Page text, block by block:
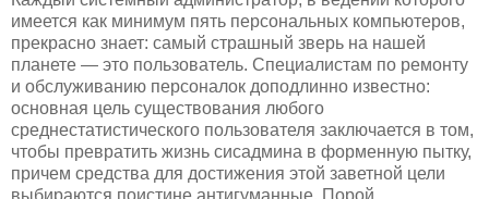
имеется как минимум пять персональных компьютеров,
прекрасно знает: самый страшный зверь на нашей
планете — это пользователь. Специалистам по ремонту
и обслуживанию персоналок доподлинно известно:
основная цель существования любого
среднестатистического пользователя заключается в том,
чтобы превратить жизнь сисадмина в форменную пытку,
причем средства для достижения этой заветной цели
выбираются поистине антигуманные. Порой